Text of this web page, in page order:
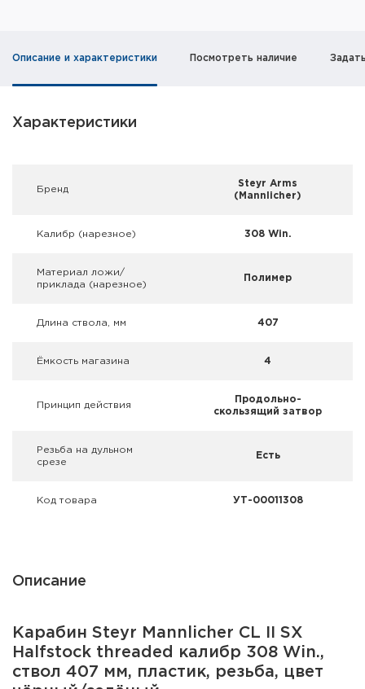
Дартс
Аксессуары
Описание и характеристики Посмотреть наличие
Характеристики
Брeнд
Steyr Arms
(Mannlicher)
Калибр (нарезное) 308 Win.
Материал ложи/
приклада (нарезное)
Полимер
Длина ствола, мм 407
Ёмкость магазина 4
Принцип действия
Продольно-
скользящий затвор
Резьба на дульном
срезе
Есть
Код товара УТ-00011308
Описание
Карабин Steyr Mannlicher CL II SX
Halfstock threaded калибр 308 Win.,
ствол 407 мм, пластик, резьба, цвет